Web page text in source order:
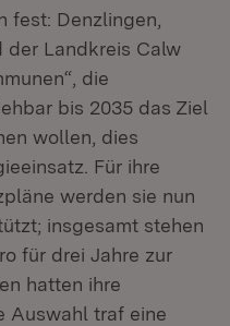
fest: Denzlingen,
der Landkreis Calw
die
bis 2035 das Ziel
wollen, dies
Für ihre
werden sie nun
insgesamt stehen
für drei Jahre zur
hatten ihre
Auswahl traf eine